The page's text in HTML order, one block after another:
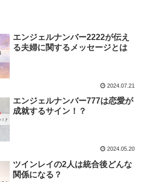
エンジェルナンバー2222が伝え
る夫婦に関するメッセージとは
2024.07.21
エンジェルナンバー777は恋愛が
成就するサイン！？
2024.05.20
ツインレイの2人は統合後どんな
関係になる？